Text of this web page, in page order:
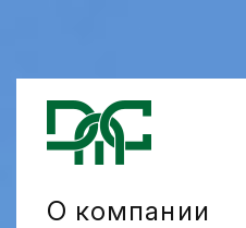
О компании